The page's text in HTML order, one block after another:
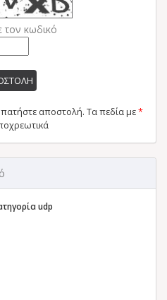
τον κωδικό
αποστολή. Τα πεδία με*
udp